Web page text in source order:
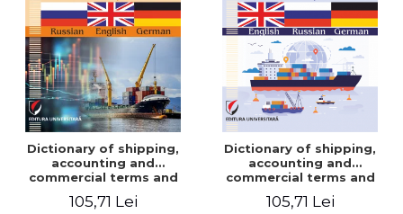
Dictionary of shipping,
accounting and
commercial terms and
English-German
105,71 Lei
Dictionary of shipping,
accounting and
commercial terms and
Russian – German
105,71 Lei